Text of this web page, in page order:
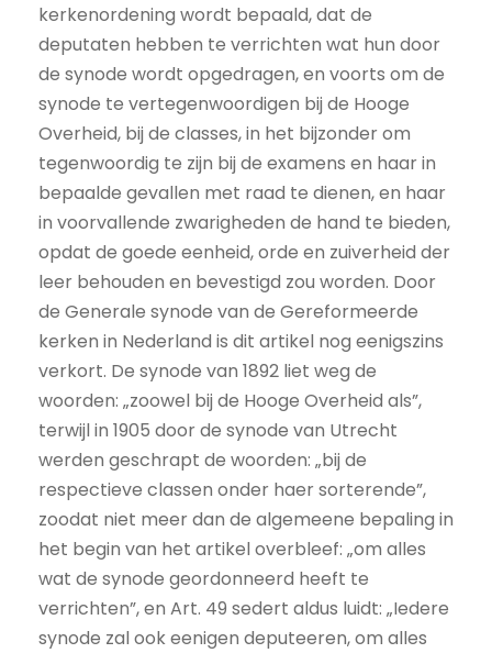
kerkenordening wordt bepaald, dat de
deputaten hebben te verrichten wat hun door
de synode wordt opgedragen, en voorts om de
synode te vertegenwoordigen bij de Hooge
Overheid, bij de classes, in het bijzonder om
tegenwoordig te zijn bij de examens en haar in
bepaalde gevallen met raad te dienen, en haar
in voorvallende zwarigheden de hand te bieden,
opdat de goede eenheid, orde en zuiverheid der
leer behouden en bevestigd zou worden. Door
de Generale synode van de Gereformeerde
kerken in Nederland is dit artikel nog eenigszins
verkort. De synode van 1892 liet weg de
woorden: „zoowel bij de Hooge Overheid als”,
terwijl in 1905 door de synode van Utrecht
werden geschrapt de woorden: „bij de
respectieve classen onder haer sorterende”,
zoodat niet meer dan de algemeene bepaling in
het begin van het artikel overbleef: „om alles
wat de synode geordonneerd heeft te
verrichten”, en Art. 49 sedert aldus luidt: „Iedere
synode zal ook eenigen deputeeren, om alles